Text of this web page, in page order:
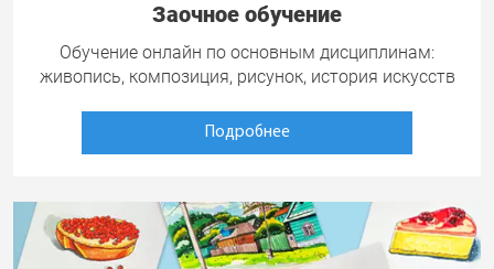
Заочное обучение
Обучение онлайн по основным дисциплинам:
живопись, композиция, рисунок, история искусств
Подробнее